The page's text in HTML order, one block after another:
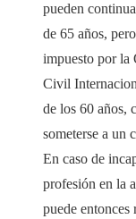
pueden
de 65 años,
impuesto por la
Civil
de los 60 años,
someterse a un
En caso de
profesión en la
puede entonces